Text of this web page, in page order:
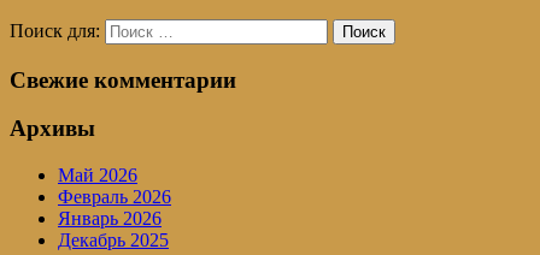
Поиск для: Поиск
Свежие комментарии
Архивы
Май 2026
Февраль 2026
Январь 2026
Декабрь 2025